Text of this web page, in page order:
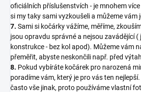
oficiálních příslušenstvích - je mnohem
si my taky sami vyzkoušeli a můžeme vám
7. Sami si kočárky vážíme, měříme,
jsou opravdu správné a nejsou zavádějící
konstrukce - bez kol apod). Můžeme vám
přeměřit, abyste neskončili např. před
8. Pokud vybíráte kočárek pro narozená
poradíme vám, který je pro vás ten
často vše jinak, proto používáme vlastní